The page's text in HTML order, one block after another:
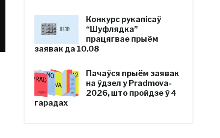
Конкурс рукапісаў
“Шуфлядка”
працягвае прыём
заявак да 10.08
Пачаўся прыём заявак
на ўдзел у Pradmova-
2026, што пройдзе ў 4
гарадах